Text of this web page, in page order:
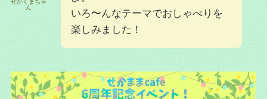
せかくまちゃ
ん
いろ〜んなテーマでおしゃべりを
楽しみました！